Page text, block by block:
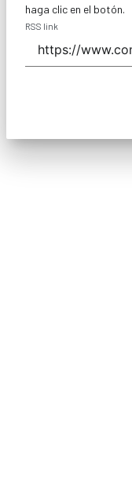
haga clic en el botón.
RSS link